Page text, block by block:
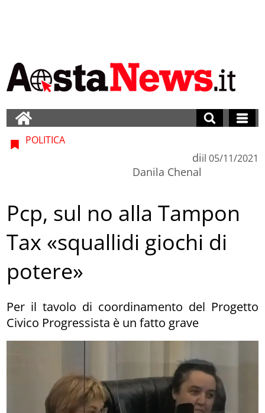
POLITICA
di
Danila Chenal
il 05/11/2021
Pcp, sul no alla Tampon
Tax «squallidi giochi di
potere»
Per il tavolo di coordinamento del Progetto
Civico Progressista è un fatto grave